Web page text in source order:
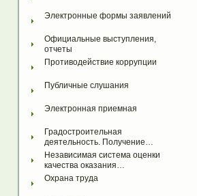
Электронные формы заявлений
Официальные выступления,
отчеты
Противодействие коррупции
Публичные слушания
Электронная приемная
Градостроительная
деятельность. Получение…
Независимая система оценки
качества оказания…
Охрана труда